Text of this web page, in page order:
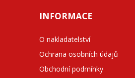
INFORMACE
O nakladatelství
Ochrana osobních údajů
Obchodní podmínky